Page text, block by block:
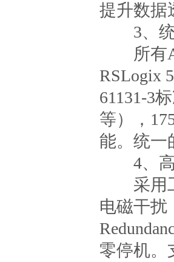
提升数据
3、统
所有AB
RSLogix
61131-3
等），
能。统一
4、高
采用工
电磁干扰
零停机。